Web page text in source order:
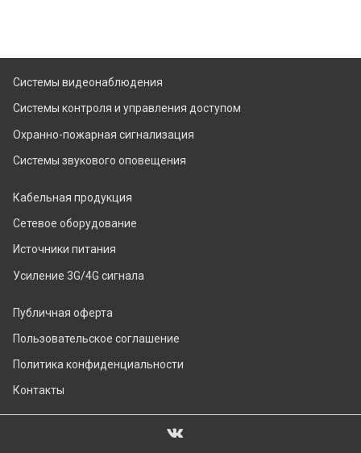
Системы видеонаблюдения
Системы контроля и управления доступом
Охранно-пожарная сигнализация
Системы звукового оповещения
Кабельная продукция
Сетевое оборудование
Источники питания
Усиление 3G/4G сигнала
Публичная оферта
Пользовательское соглашение
Политика конфиденциальности
Контакты